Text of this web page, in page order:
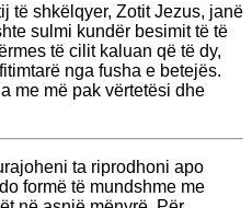
të shkëlqyer, Zotit Jezus, janë
sulmi kundër besimit të të
të cilit kaluan që të dy,
nga fusha e betejës.
me më pak vërtetësi dhe
ta riprodhoni apo
formë të mundshme me